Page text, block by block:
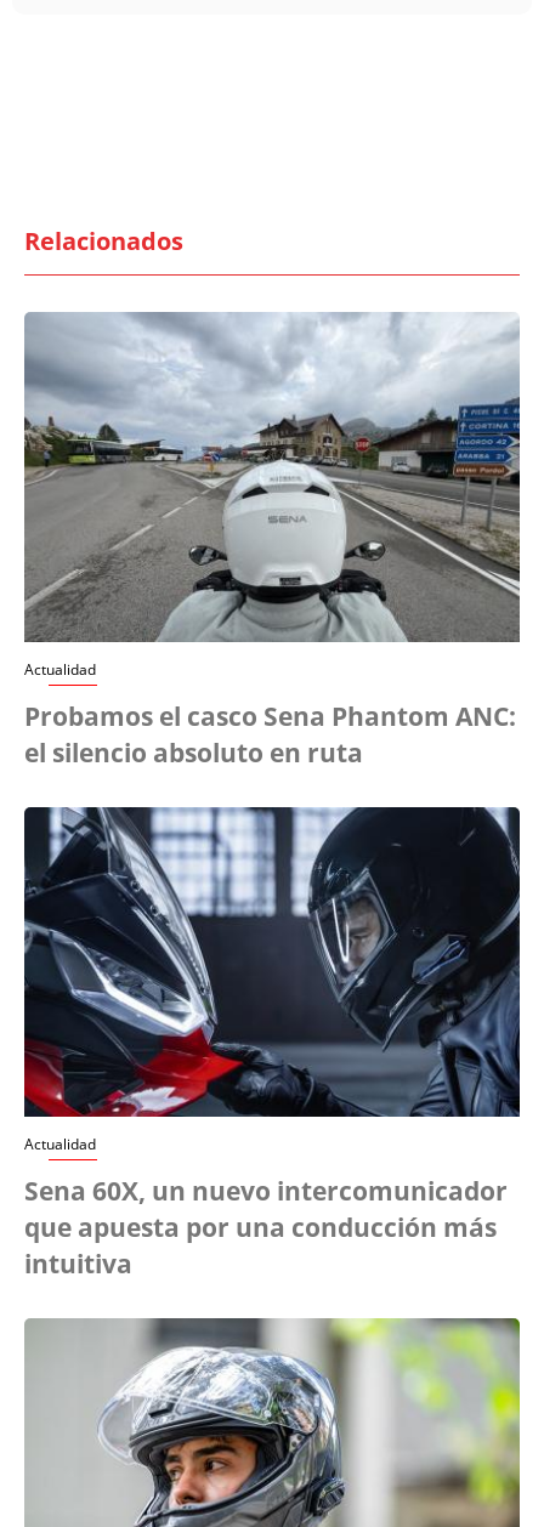
Relacionados
Actualidad
Probamos el casco Sena Phantom ANC:
el silencio absoluto en ruta
Actualidad
Sena 60X, un nuevo intercomunicador
que apuesta por una conducción más
intuitiva